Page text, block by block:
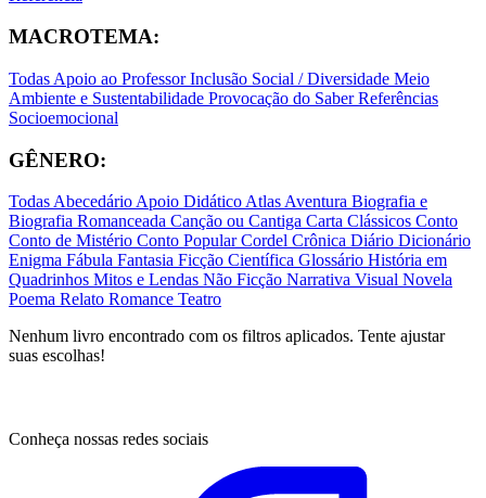
MACROTEMA:
Todas Apoio ao ProfessorInclusão Social / Diversidade Meio
Ambiente e Sustentabilidade Provocação do SaberReferências
Socioemocional
GÊNERO:
TodasAbecedárioApoio DidáticoAtlasAventura Biografia e
Biografia Romanceada Canção ou Cantiga Carta Clássicos Conto
Conto de Mistério Conto PopularCordel Crônica Diário Dicionário
Enigma Fábula Fantasia Ficção Científica Glossário História em
Quadrinhos Mitos e Lendas Não Ficção Narrativa Visual Novela
Poema Relato Romance Teatro
Nenhum livro encontrado com os filtros aplicados. Tente ajustar
suas escolhas!
Conheça nossas redes sociais